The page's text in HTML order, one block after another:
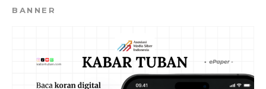
BANNER